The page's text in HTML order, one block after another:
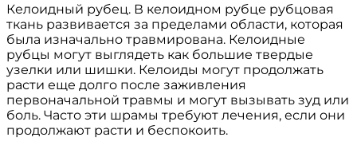
Келоидный рубец. В келоидном рубце рубцовая
ткань развивается за пределами области, которая
была изначально травмирована. Келоидные
рубцы могут выглядеть как большие твердые
узелки или шишки. Келоиды могут продолжать
расти еще долго после заживления
первоначальной травмы и могут вызывать зуд или
боль. Часто эти шрамы требуют лечения, если они
продолжают расти и беспокоить.